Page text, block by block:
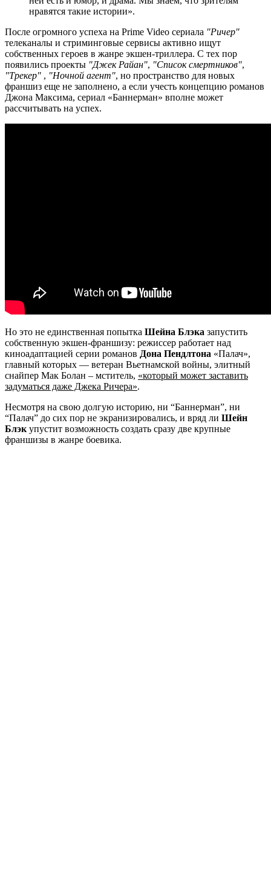
нравятся такие истории».
После огромного успеха на Prime Video сериала "Ричер"
телеканалы и стриминговые сервисы активно ищут
собственных героев в жанре экшен-триллера. С тех пор
появились проекты "Джек Райан", "Список смертников",
"Трекер" , "Ночной агент", но пространство для новых
франшиз еще не заполнено, а если учесть концепцию романов
Джона Максима, сериал «Баннерман» вполне может
рассчитывать на успех.
Но это не единственная попытка Шейна Блэка запустить
собственную экшен-франшизу: режиссер работает над
киноадаптацией серии романов Дона Пендлтона «Палач»,
главный которых — ветеран Вьетнамской войны, элитный
снайпер Мак Болан – мститель, «который может заставить
задуматься даже Джека Ричера».
Несмотря на свою долгую историю, ни “Баннерман”, ни
“Палач” до сих пор не экранизировались, и вряд ли Шейн
Блэк упустит возможность создать сразу две крупные
франшизы в жанре боевика.